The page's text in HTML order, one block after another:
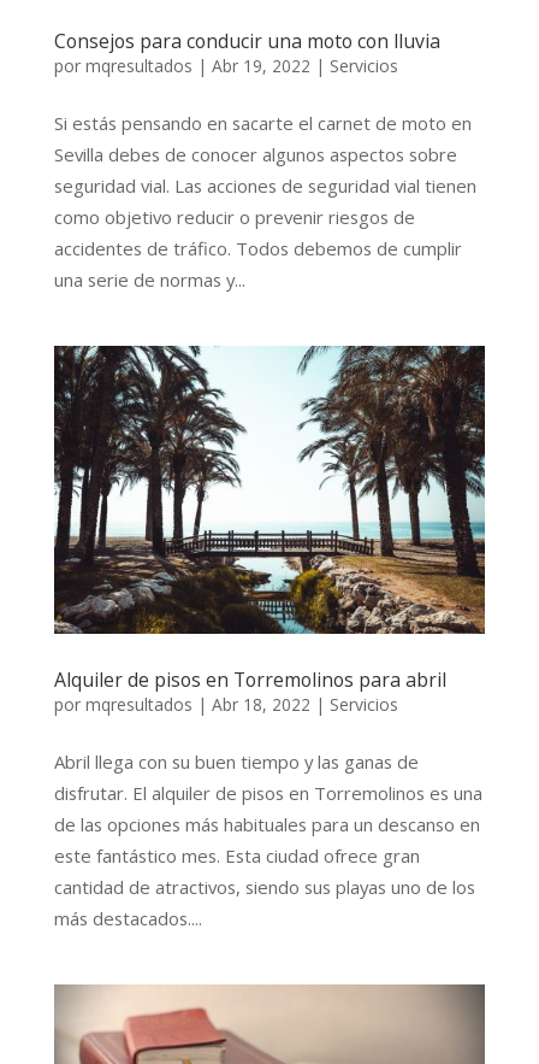
Consejos para conducir una moto con lluvia
por mqresultados | Abr 19, 2022 | Servicios
Si estás pensando en sacarte el carnet de moto en
Sevilla debes de conocer algunos aspectos sobre
seguridad vial. Las acciones de seguridad vial tienen
como objetivo reducir o prevenir riesgos de
accidentes de tráfico. Todos debemos de cumplir
una serie de normas y...
Alquiler de pisos en Torremolinos para abril
por mqresultados | Abr 18, 2022 | Servicios
Abril llega con su buen tiempo y las ganas de
disfrutar. El alquiler de pisos en Torremolinos es una
de las opciones más habituales para un descanso en
este fantástico mes. Esta ciudad ofrece gran
cantidad de atractivos, siendo sus playas uno de los
más destacados....